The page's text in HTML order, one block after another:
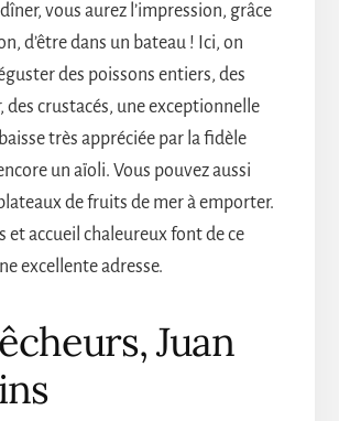
vous aurez l’impression, grâce
d’être dans un bateau ! Ici, on
des poissons entiers, des
des crustacés, une exceptionnelle
très appréciée par la fidèle
un aïoli. Vous pouvez aussi
de fruits de mer à emporter.
et accueil chaleureux font de ce
excellente adresse.
Juan